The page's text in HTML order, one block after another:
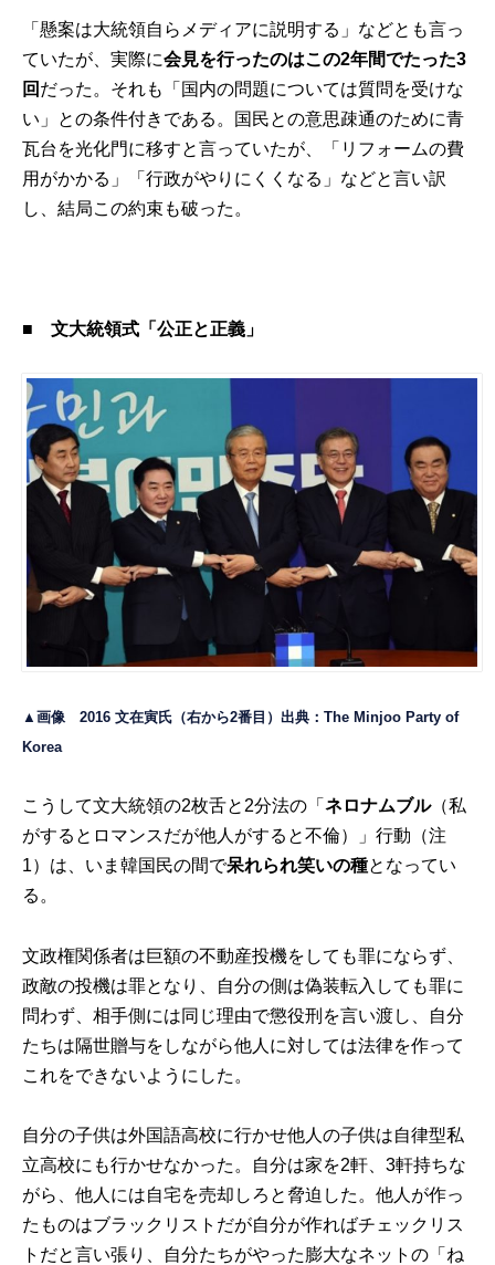
「懸案は大統領自らメディアに説明する」などとも言っ
ていたが、実際に会見を行ったのはこの2年間でたった3
回 だった。それも「国内の問題については質問を受けな
い」との条件付きである。国民との意思疎通のために青
瓦台を光化門に移すと言っていたが、「リフォームの費
用がかかる」「行政がやりにくくなる」などと言い訳
し、結局この約束も破った。
■文大統領式「公正と正義」
▲画像 2016 文在寅氏（右から2番目）出典：The Minjoo Party of
Korea
こうして文大統領の2枚舌と2分法の「ネロナムブル（私
がするとロマンスだが他人がすると不倫）」行動（注
1）は、いま韓国民の間で呆れられ笑いの種となってい
る。
文政権関係者は巨額の不動産投機をしても罪にならず、
政敵の投機は罪となり、自分の側は偽装転入しても罪に
問わず、相手側には同じ理由で懲役刑を言い渡し、自分
たちは隔世贈与をしながら他人に対しては法律を作って
これをできないようにした。
自分の子供は外国語高校に行かせ他人の子供は自律型私
立高校にも行かせなかった。自分は家を2軒、3軒持ちな
がら、他人には自宅を売却しろと脅迫した。他人が作っ
たものはブラックリストだが自分が作ればチェックリス
トだと言い張り、自分たちがやった膨大なネットの「ね